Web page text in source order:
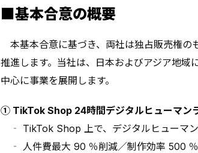
■基本合意の概要
本基本合意に基づき、両社は独占販売権の
推進します。当社は、日本およびアジア地
中心に事業を展開します。
① TikTok Shop 24時間デジタルヒューマン
‐ TikTok Shop 上で、デジタルヒューマ
‐ 人件費最大 90 ％削減／制作効率 500